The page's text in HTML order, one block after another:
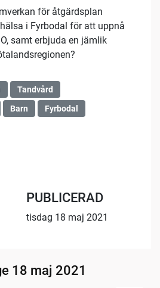
för åtgärdsplan
i Fyrbodal för att uppnå
samt erbjuda en jämlik
Tandvård
Barn Fyrbodal
PUBLICERAD
tisdag 18 maj 2021
18 maj 2021